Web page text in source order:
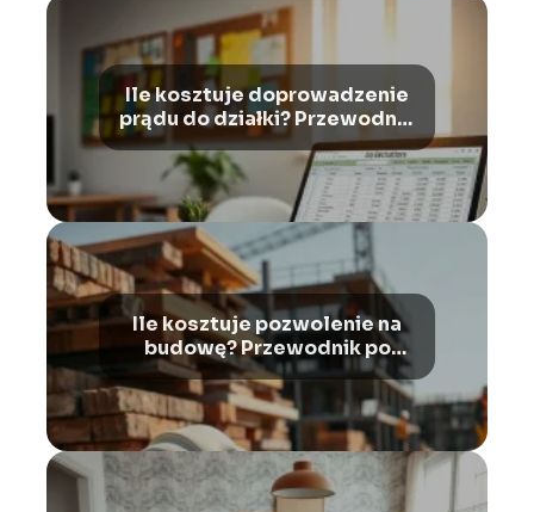
Ile kosztuje doprowadzenie
prądu do działki? Przewodnik
po kosztach i procedurach
Ile kosztuje pozwolenie na
budowę? Przewodnik po
kosztach i wymaganiach